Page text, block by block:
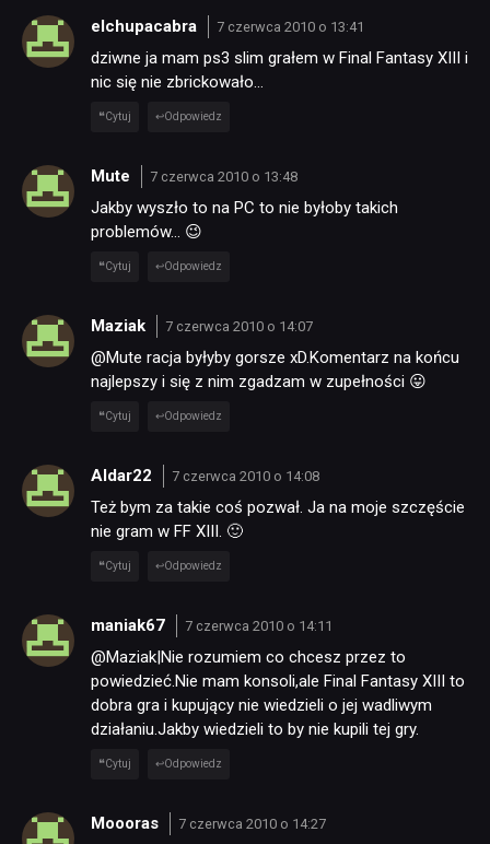
NEWSY
RECENZJE
PUBLICYSTYKA
KULTURA
RETRO
TECHNOLOGIE
DYSKUSJE
elchupacabra 7 czerwca 2010 o 13:41
dziwne ja mam ps3 slim grałem w Final Fantasy XIII i
nic się nie zbrickowało…
Cytuj Odpowiedz
Mute 7 czerwca 2010 o 13:48
Jakby wyszło to na PC to nie byłoby takich
problemów… 😉
Cytuj Odpowiedz
Maziak 7 czerwca 2010 o 14:07
@Mute racja byłyby gorsze xD.Komentarz na końcu
najlepszy i się z nim zgadzam w zupełności 😛
Cytuj Odpowiedz
Aldar22 7 czerwca 2010 o 14:08
Też bym za takie coś pozwał. Ja na moje szczęście
nie gram w FF XIII. 🙂
Cytuj Odpowiedz
maniak67 7 czerwca 2010 o 14:11
@Maziak|Nie rozumiem co chcesz przez to
powiedzieć.Nie mam konsoli,ale Final Fantasy XIII to
dobra gra i kupujący nie wiedzieli o jej wadliwym
działaniu.Jakby wiedzieli to by nie kupili tej gry.
Cytuj Odpowiedz
Moooras 7 czerwca 2010 o 14:27